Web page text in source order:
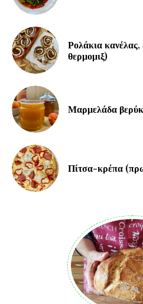
Ρολάκια
θερμομιξ)
Μαρμελάδα
Πίτσα-κρέπα